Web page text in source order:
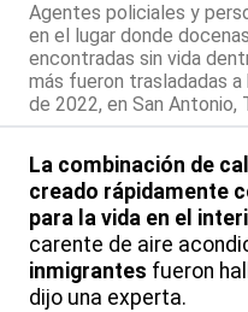
Agentes policiales y
en el lugar donde
encontradas sin vida
más fueron trasladadas
de 2022, en San Antonio,
La combinación de
creado rápidamente
para la vida en el
carente de aire
inmigrantes fueron
dijo una experta.